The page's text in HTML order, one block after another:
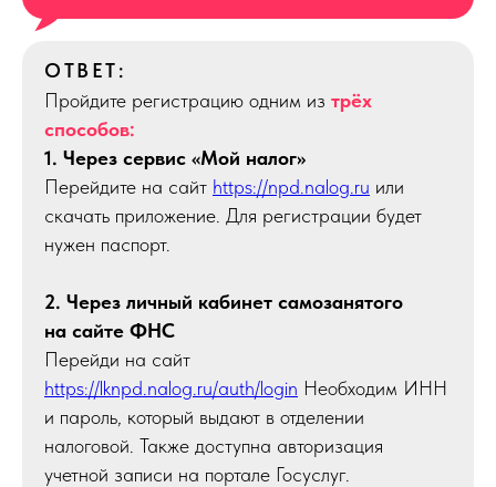
ОТВЕТ:
Пройдите регистрацию одним из трёх
способов:
1. Через сервис «Мой налог»
Перейдите на сайт https://npd.nalog.ru или
скачать приложение. Для регистрации будет
нужен паспорт.
2. Через личный кабинет самозанятого
на сайте ФНС
Перейди на сайт
https://lknpd.nalog.ru/auth/login Необходим ИНН
и пароль, который выдают в отделении
налоговой. Также доступна авторизация
учетной записи на портале Госуслуг.